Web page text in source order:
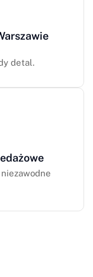
detal.